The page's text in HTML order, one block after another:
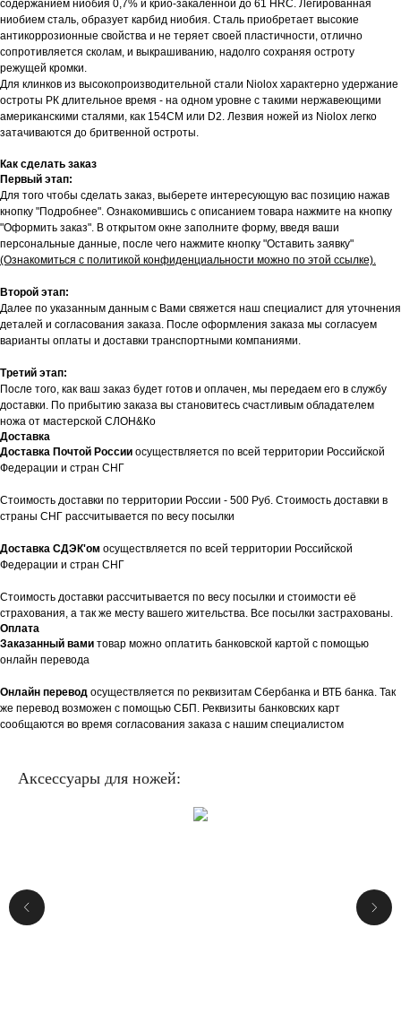
содержанием ниобия 0,7% и крио-закалённой до 61 HRC. Легированная
ниобием сталь, образует карбид ниобия. Сталь приобретает высокие
антикоррозионные свойства и не теряет своей пластичности, отлично
сопротивляется сколам, и выкрашиванию, надолго сохраняя остроту
режущей кромки.
Для клинков из высокопроизводительной стали Niolox характерно удержание
остроты РК длительное время - на одном уровне с такими нержавеющими
американскими сталями, как 154CM или D2. Лезвия ножей из Niolox легко
затачиваются до бритвенной остроты.
Как сделать заказ
Первый этап:
Для того чтобы сделать заказ, выберете интересующую вас позицию нажав
кнопку "Подробнее". Ознакомившись с описанием товара нажмите на кнопку
"Оформить заказ". В открытом окне заполните форму, введя ваши
персональные данные, после чего нажмите кнопку "Оставить заявку"
(Ознакомиться с политикой конфиденциальности можно по этой ссылке).
Второй этап:
Далее по указанным данным с Вами свяжется наш специалист для уточнения
деталей и согласования заказа. После оформления заказа мы согласуем
варианты оплаты и доставки транспортными компаниями.
Третий этап:
После того, как ваш заказ будет готов и оплачен, мы передаем его в службу
доставки. По прибытию заказа вы становитесь счастливым обладателем
ножа от мастерской СЛОН&Ко
Доставка
Доставка Почтой России осуществляется по всей территории Российской
Федерации и стран СНГ
Стоимость доставки по территории России - 500 Руб. Стоимость доставки в
страны СНГ рассчитывается по весу посылки
Доставка СДЭК'ом осуществляется по всей территории Российской
Федерации и стран СНГ
Стоимость доставки рассчитывается по весу посылки и стоимости её
страхования, а так же месту вашего жительства. Все посылки застрахованы.
Оплата
Заказанный вами товар можно оплатить банковской картой с помощью
онлайн перевода
Онлайн перевод осуществляется по реквизитам Сбербанка и ВТБ банка. Так
же перевод возможен с помощью СБП. Реквизиты банковских карт
сообщаются во время согласования заказа с нашим специалистом
Аксессуары для ножей: